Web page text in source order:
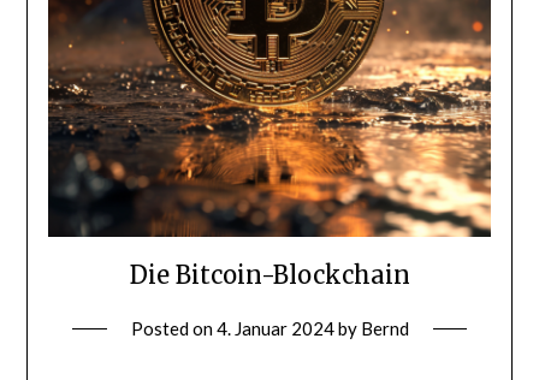
Die Bitcoin-Blockchain
Posted on4. Januar 2024by Bernd